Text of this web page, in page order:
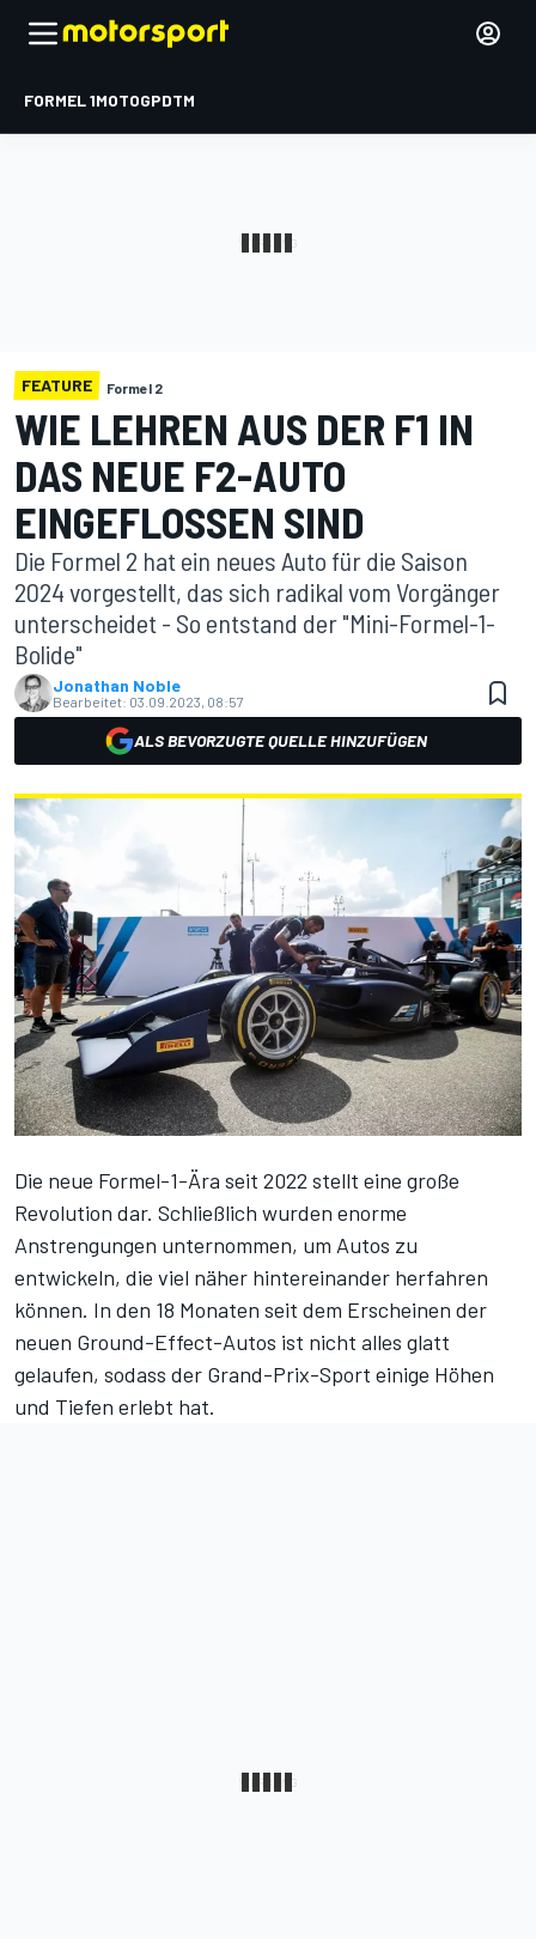
FORMEL 1MOTOGPDTM
FEATURE Formel 2
WIE LEHREN AUS DER F1 IN
DAS NEUE F2-AUTO
EINGEFLOSSEN SIND
Die Formel 2 hat ein neues Auto für die Saison
2024 vorgestellt, das sich radikal vom Vorgänger
unterscheidet - So entstand der "Mini-Formel-1-
Bolide"
Jonathan Noble
Bearbeitet: 03.09.2023, 08:57
ALS BEVORZUGTE QUELLE HINZUFÜGEN
Die neue Formel-1-Ära seit 2022 stellt eine große
Revolution dar. Schließlich wurden enorme
Anstrengungen unternommen, um Autos zu
entwickeln, die viel näher hintereinander herfahren
können. In den 18 Monaten seit dem Erscheinen der
neuen Ground-Effect-Autos ist nicht alles glatt
gelaufen, sodass der Grand-Prix-Sport einige Höhen
und Tiefen erlebt hat.